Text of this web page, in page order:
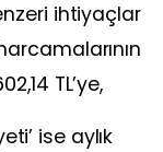
ihtiyaçlar
TL’ye,
ise aylık